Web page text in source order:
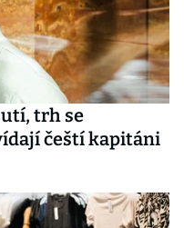
trh se
čeští kapitáni